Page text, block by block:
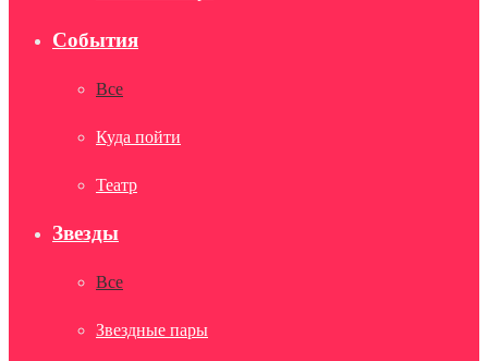
События
Все
Куда пойти
Театр
Звезды
Все
Звездные пары